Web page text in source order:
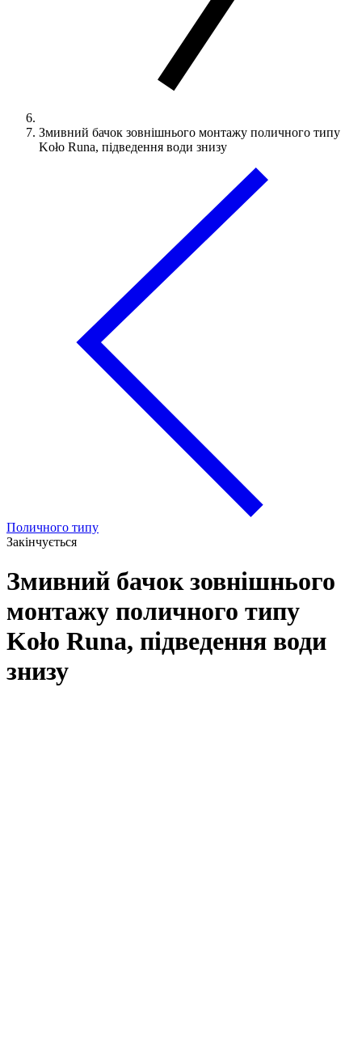
Змивний бачок зовнішнього монтажу поличного типу
Koło Runa, підведення води знизу
Поличного типу
Закінчується
Змивний бачок зовнішнього
монтажу поличного типу
Koło Runa, підведення води
знизу